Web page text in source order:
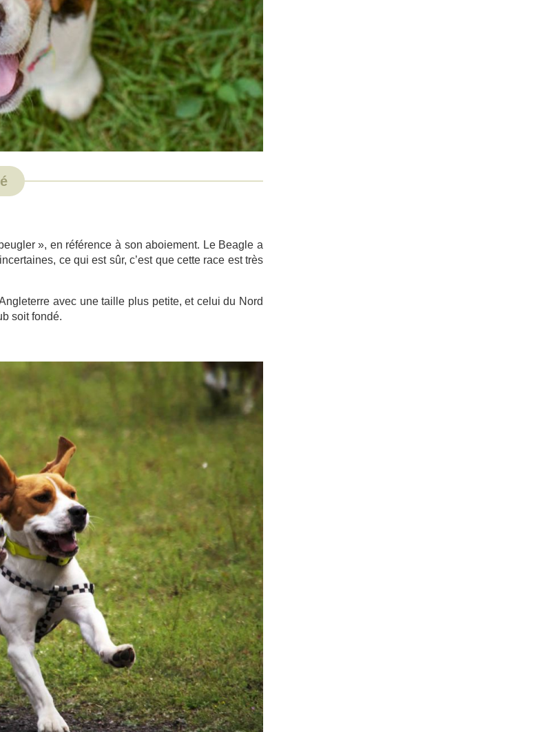
», en référence à son aboiement. Le Beagle a
ce qui est sûr, c’est que cette race est très
avec une taille plus petite, et celui du Nord
soit fondé.